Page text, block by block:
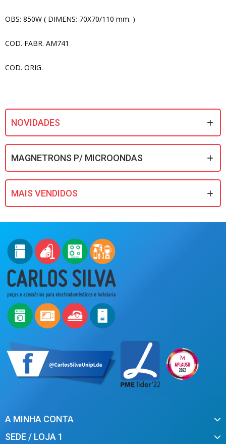
OBS: 850W ( DIMENS: 70X70/110 mm. )
COD. FABR. AM741
COD. ORIG.
NOVIDADES
MAGNETRONS P/ MICROONDAS
MAIS VENDIDOS
A MINHA CONTA
SEDE / LOJA 1